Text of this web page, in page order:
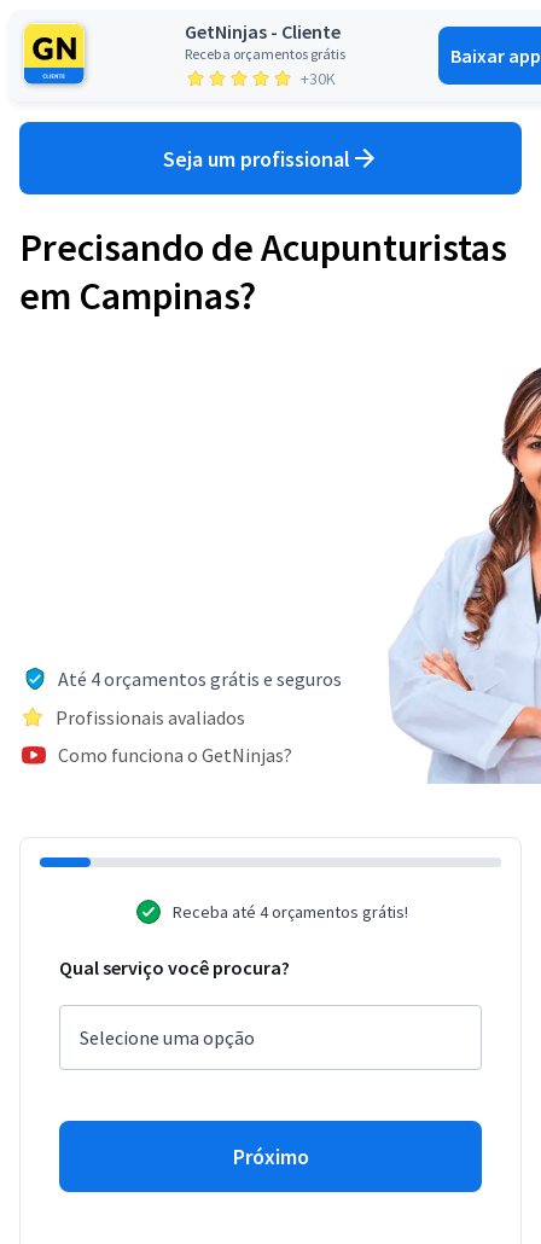
GetNinjas - Cliente
Receba orçamentos grátis
+30K
Baixar app
Seja um profissional
Precisando de Acupunturistas
em Campinas?
Até 4 orçamentos grátis e seguros
Profissionais avaliados
Como funciona o GetNinjas?
Receba até 4 orçamentos grátis!
Qual serviço você procura?
Próximo